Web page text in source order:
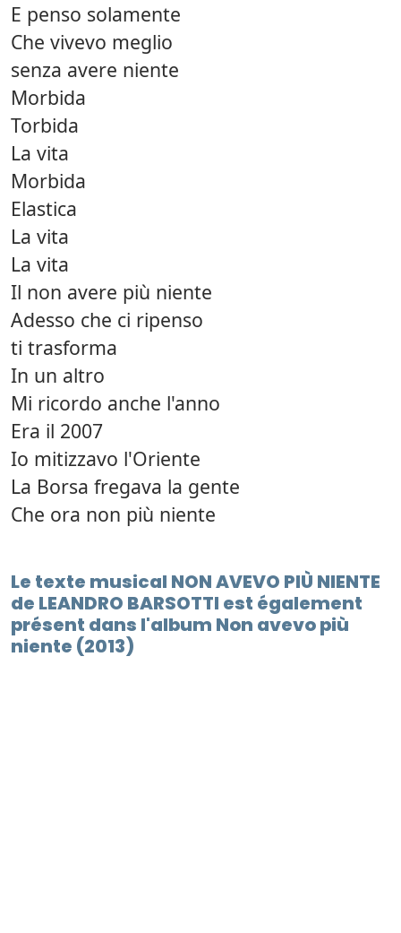
E penso solamente
Che vivevo meglio
senza avere niente
Morbida
Torbida
La vita
Morbida
Elastica
La vita
La vita
Il non avere più niente
Adesso che ci ripenso
ti trasforma
In un altro
Mi ricordo anche l'anno
Era il 2007
Io mitizzavo l'Oriente
La Borsa fregava la gente
Che ora non più niente
Le texte musical NON AVEVO PIÙ NIENTE
de LEANDRO BARSOTTI est également
présent dans l'album Non avevo più
niente (2013)